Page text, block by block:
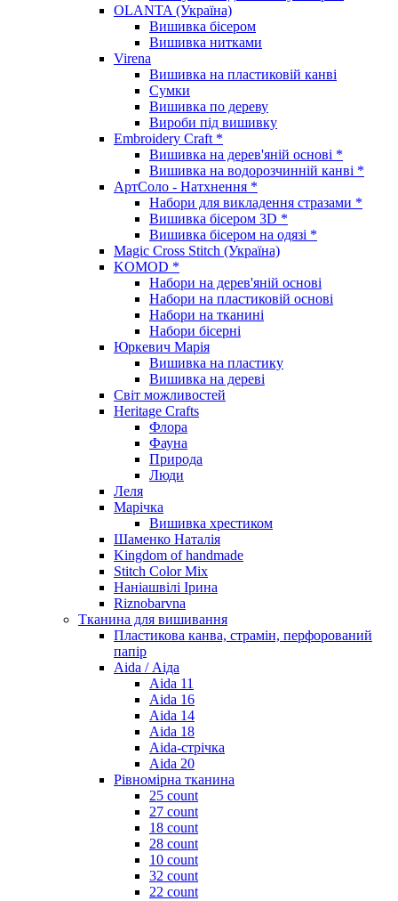
OLANTA (Україна)
Вишивка бісером
Вишивка нитками
Virena
Вишивка на пластиковій канві
Сумки
Вишивка по дереву
Вироби під вишивку
Embroidery Craft *
Вишивка на дерев'яній основі *
Вишивка на водорозчинній канві *
АртСоло - Натхнення *
Набори для викладення стразами *
Вишивка бісером 3D *
Вишивка бісером на одязі *
Magic Cross Stitch (Україна)
KOMOD *
Набори на дерев'яній основі
Набори на пластиковій основі
Набори на тканині
Набори бісерні
Юркевич Марія
Вишивка на пластику
Вишивка на дереві
Світ можливостей
Heritage Crafts
Флора
Фауна
Природа
Люди
Леля
Марічка
Вишивка хрестиком
Шаменко Наталія
Kingdom of handmade
Stitch Color Mix
Наніашвілі Ірина
Riznobarvna
Тканина для вишивання
Пластикова канва, страмін, перфорований
папір
Aida / Аіда
Aida 11
Aida 16
Aida 14
Aida 18
Aida-стрічка
Aida 20
Рівномірна тканина
25 count
27 count
18 count
28 count
10 count
32 count
22 count